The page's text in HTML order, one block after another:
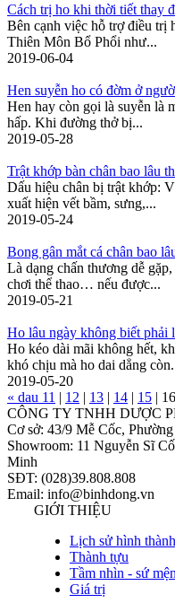
Cách trị ho khi thời tiết thay
Bên cạnh việc hỗ trợ điều trị
Thiên Môn Bổ Phổi như...
2019-06-04
Hen suyễn ho có đờm ở
Hen hay còn gọi là suyễn là
hấp. Khi đường thở bị...
2019-05-28
Trật khớp bàn chân bao lâu
Dấu hiệu chân bị trật khớp:
xuất hiện vết bầm, sưng,...
2019-05-24
Bong gân mắt cá chân bao
Là dạng chấn thương dễ
chơi thể thao… nếu được...
2019-05-21
Ho lâu ngày không biết phải
Ho kéo dài mãi không hết,
khó chịu mà ho dai dẳng
2019-05-20
« dau 11 | 12 | 13 | 14 | 15 | 16
CÔNG TY TNHH DƯỢC
Cơ sở: 43/9 Mễ Cốc,
Showroom: 11 Nguyễn Sĩ
Minh
SĐT: (028)39.808.808
Email: info@binhdong.vn
GIỚI THIỆU
Lịch sử hình thành
Thành tựu
Tầm nhìn - sứ
Giá trị